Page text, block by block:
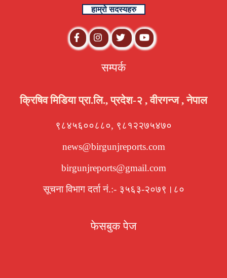
हाम्रो सदस्यहरु
सम्पर्क
क्रिषिव मिडिया प्रा.लि., प्रदेश-२ , वीरगन्ज , नेपाल
९८४५६००८८०, ९८१२२७५४७०
news@birgunjreports.com
birgunjreports@gmail.com
सूचना विभाग दर्ता नं.:- ३५६३-२०७९।८०
फेसबुक पेज